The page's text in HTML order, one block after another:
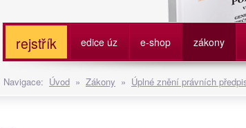
rejstřík edice úz e-shop zákony
Navigace: Úvod » Zákony » Úplné znění právních